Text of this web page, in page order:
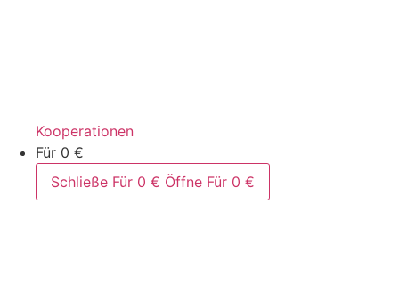
Kooperationen
Für 0 €
Schließe Für 0 € Öffne Für 0 €